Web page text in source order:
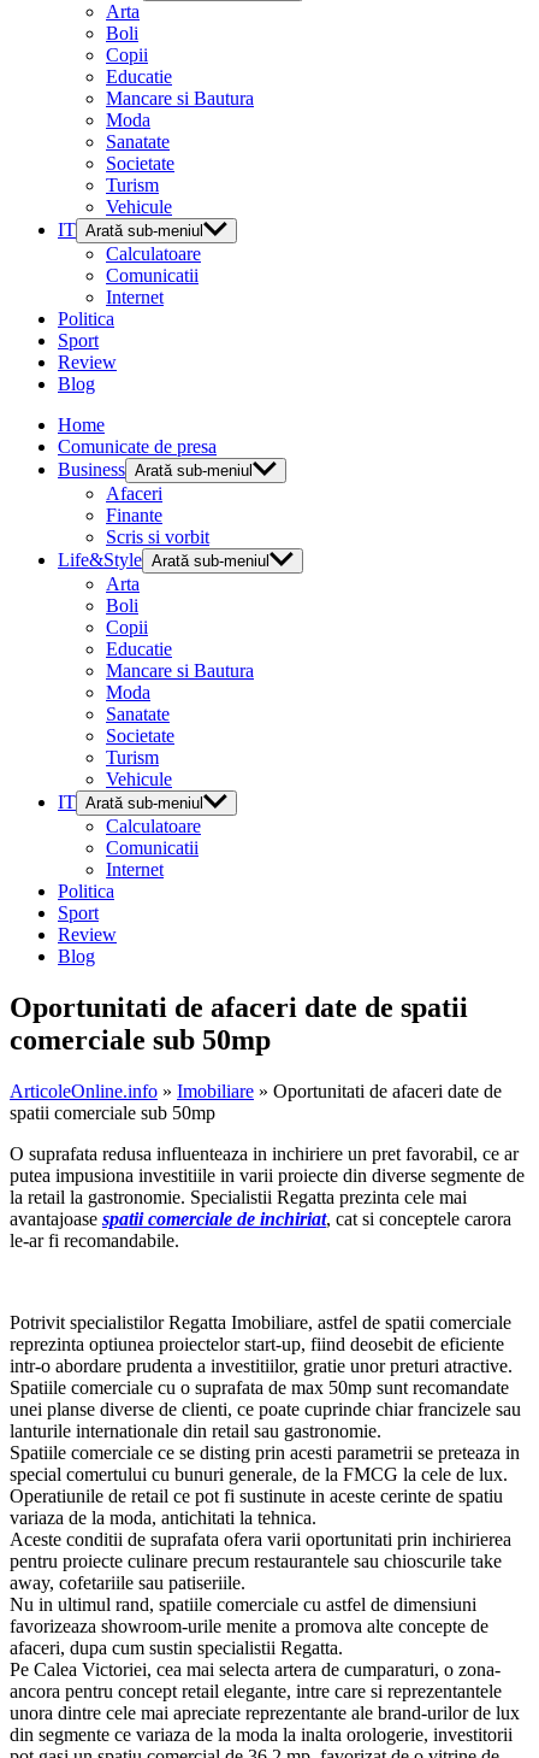
Arta
Boli
Copii
Educatie
Mancare si Bautura
Moda
Sanatate
Societate
Turism
Vehicule
IT Arată sub-meniul
Calculatoare
Comunicatii
Internet
Politica
Sport
Review
Blog
Home
Comunicate de presa
Business Arată sub-meniul
Afaceri
Finante
Scris si vorbit
Life&Style Arată sub-meniul
Arta
Boli
Copii
Educatie
Mancare si Bautura
Moda
Sanatate
Societate
Turism
Vehicule
IT Arată sub-meniul
Calculatoare
Comunicatii
Internet
Politica
Sport
Review
Blog
Oportunitati de afaceri date de spatii
comerciale sub 50mp
ArticoleOnline.info » Imobiliare » Oportunitati de afaceri date de
spatii comerciale sub 50mp
O suprafata redusa influenteaza in inchiriere un pret favorabil, ce ar
putea impusiona investitiile in varii proiecte din diverse segmente de
la retail la gastronomie. Specialistii Regatta prezinta cele mai
avantajoase spatii comerciale de inchiriat, cat si conceptele carora
le-ar fi recomandabile.
Potrivit specialistilor Regatta Imobiliare, astfel de spatii comerciale
reprezinta optiunea proiectelor start-up, fiind deosebit de eficiente
intr-o abordare prudenta a investitiilor, gratie unor preturi atractive.
Spatiile comerciale cu o suprafata de max 50mp sunt recomandate
unei planse diverse de clienti, ce poate cuprinde chiar francizele sau
lanturile internationale din retail sau gastronomie.
Spatiile comerciale ce se disting prin acesti parametrii se preteaza in
special comertului cu bunuri generale, de la FMCG la cele de lux.
Operatiunile de retail ce pot fi sustinute in aceste cerinte de spatiu
variaza de la moda, antichitati la tehnica.
Aceste conditii de suprafata ofera varii oportunitati prin inchirierea
pentru proiecte culinare precum restaurantele sau chioscurile take
away, cofetariile sau patiseriile.
Nu in ultimul rand, spatiile comerciale cu astfel de dimensiuni
favorizeaza showroom-urile menite a promova alte concepte de
afaceri, dupa cum sustin specialistii Regatta.
Pe Calea Victoriei, cea mai selecta artera de cumparaturi, o zona-
ancora pentru concept retail elegante, intre care si reprezentantele
unora dintre cele mai apreciate reprezentante ale brand-urilor de lux
din segmente ce variaza de la moda la inalta orologerie, investitorii